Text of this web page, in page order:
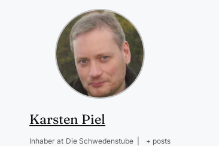
Karsten Piel
Inhaber at Die Schwedenstube + posts